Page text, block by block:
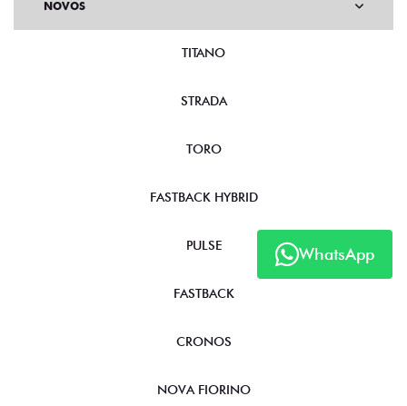
WhatsApp
NOVOS
TITANO
STRADA
TORO
FASTBACK HYBRID
PULSE
FASTBACK
CRONOS
NOVA FIORINO